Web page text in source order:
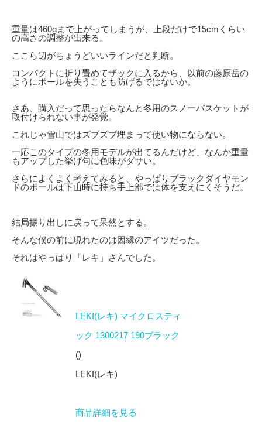
重量は460gまで上がってしまうが、上段だけで15cmくらい
の高さの調整が出来る。
ここら辺がちょうどいいラインだと判断。
コンパクトに折り畳めてザックに入るから、以前の藤原岳の
ようにポールを失うことも防げるではないか。
さあ、購入だって思ったらなんと冬用のスノーバスケットが
取付けられない事が発覚。
これじゃ雪山ではズブズブ埋まって使い物にならない。
一応このタイプの冬用モデルが出てるんだけど、なんか重量
もアップした挙げ句に色味がダサい。
さらによくよく考えてみると、やっぱりブラックダイヤモン
ドのポールは下山時に持ち手上部では体を支えにくそうだ。
結局振り出しに戻って呆然とする。
そんな僕の前に現れたのは因縁のアイツだった。
それはやっぱり「レキ」さんでした。
LEKI(レキ) マイクロスティ
ック 1300217 190ブラック
()
LEKI(レキ)
商品詳細を見る